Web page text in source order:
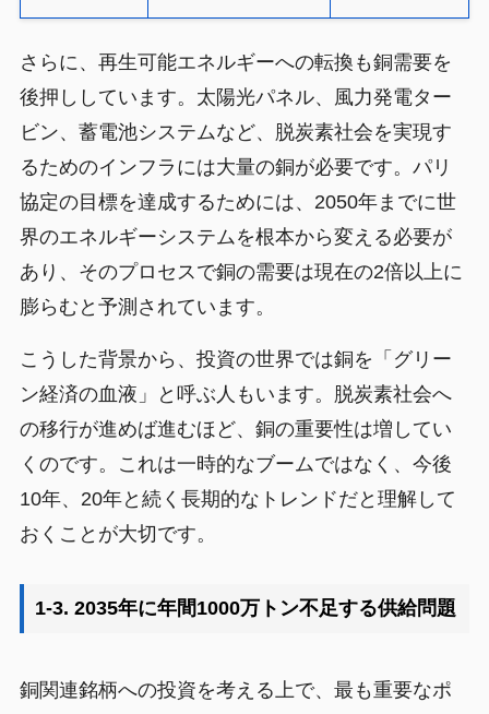
さらに、再生可能エネルギーへの転換も銅需要を
後押ししています。太陽光パネル、風力発電ター
ビン、蓄電池システムなど、脱炭素社会を実現す
るためのインフラには大量の銅が必要です。パリ
協定の目標を達成するためには、2050年までに世
界のエネルギーシステムを根本から変える必要が
あり、そのプロセスで銅の需要は現在の2倍以上に
膨らむと予測されています。
こうした背景から、投資の世界では銅を「グリー
ン経済の血液」と呼ぶ人もいます。脱炭素社会へ
の移行が進めば進むほど、銅の重要性は増してい
くのです。これは一時的なブームではなく、今後
10年、20年と続く長期的なトレンドだと理解して
おくことが大切です。
1-3. 2035年に年間1000万トン不足する供給問題
銅関連銘柄への投資を考える上で、最も重要なポ